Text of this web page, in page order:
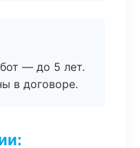
— до 5 лет.
в договоре.